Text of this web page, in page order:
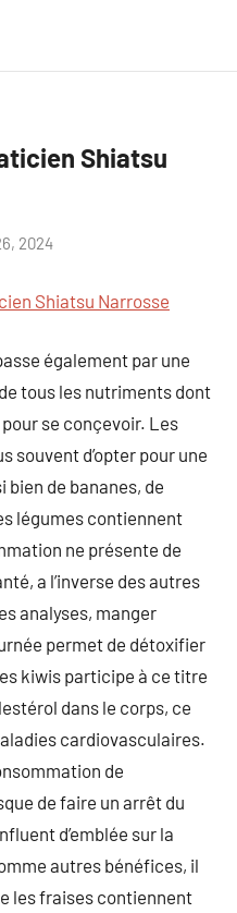
Shiatsu
2024
Shiatsu Narrosse
également par une
tous les nutriments dont
pour se conçevoir. Les
souvent d’opter pour une
de bananes, de
légumes contiennent
ne présente de
a l’inverse des autres
analyses, manger
permet de détoxifier
kiwis participe à ce titre
dans le corps, ce
cardiovasculaires.
de
de faire un arrêt du
d’emblée sur la
autres bénéfices, il
les fraises contiennent